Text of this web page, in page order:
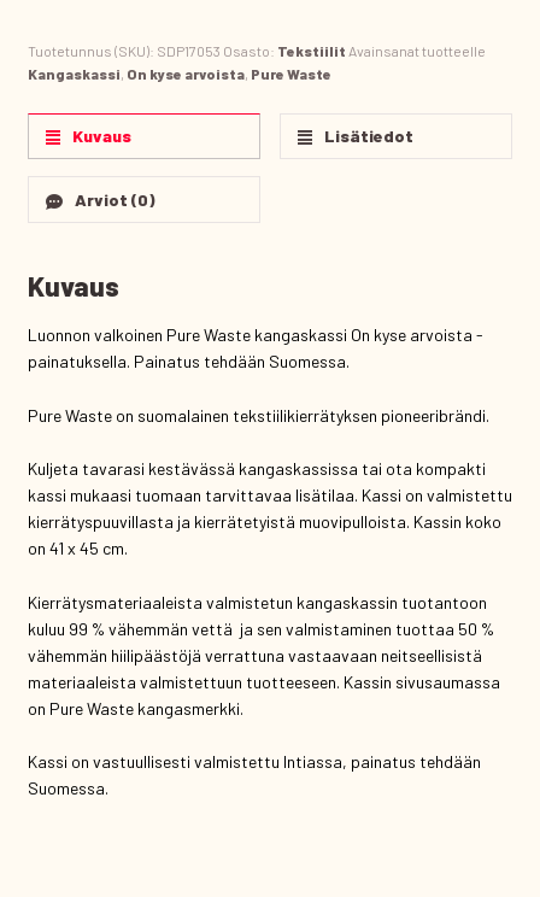
Tuotetunnus (SKU): SDP17053 Osasto: Tekstiilit Avainsanat tuotteelle
Kangaskassi, On kyse arvoista, Pure Waste
Kuvaus Lisätiedot
Arviot (0)
Kuvaus
Luonnon valkoinen Pure Waste kangaskassi On kyse arvoista -
painatuksella. Painatus tehdään Suomessa.
Pure Waste on suomalainen tekstiilikierrätyksen pioneeribrändi.
Kuljeta tavarasi kestävässä kangaskassissa tai ota kompakti
kassi mukaasi tuomaan tarvittavaa lisätilaa. Kassi on valmistettu
kierrätyspuuvillasta ja kierrätetyistä muovipulloista. Kassin koko
on 41 x 45 cm.
Kierrätysmateriaaleista valmistetun kangaskassin tuotantoon
kuluu 99 % vähemmän vettä ja sen valmistaminen tuottaa 50 %
vähemmän hiilipäästöjä verrattuna vastaavaan neitseellisistä
materiaaleista valmistettuun tuotteeseen. Kassin sivusaumassa
on Pure Waste kangasmerkki.
Kassi on vastuullisesti valmistettu Intiassa, painatus tehdään
Suomessa.